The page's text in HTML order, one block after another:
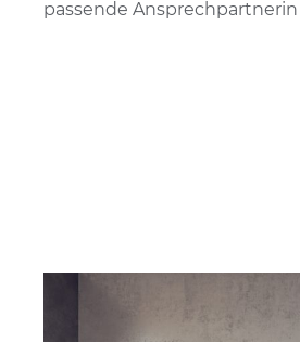
passende Ansprechpartnerin